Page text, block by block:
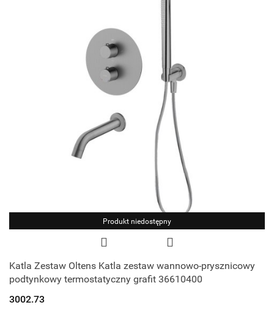
Produkt niedostępny
Katla Zestaw Oltens Katla zestaw wannowo-prysznicowy
podtynkowy termostatyczny grafit 36610400
3002.73